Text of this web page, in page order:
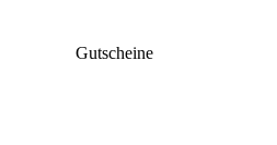
Gutscheine